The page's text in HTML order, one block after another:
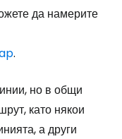
да намерите
.
но в общи
като някои
а други